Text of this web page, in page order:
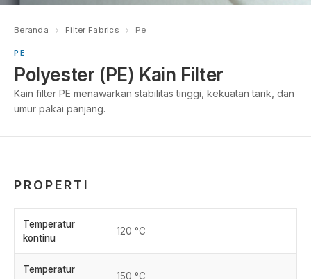
Beranda Filter Fabrics Pe
PE
Polyester (PE) Kain Filter
Kain filter PE menawarkan stabilitas tinggi, kekuatan tarik, dan
umur pakai panjang.
PROPERTI
Temperatur
kontinu
120 °C
Temperatur
150 °C